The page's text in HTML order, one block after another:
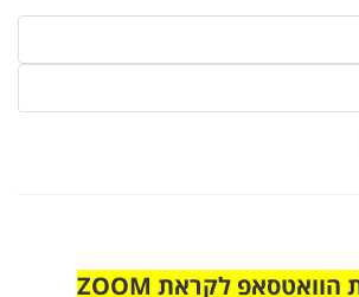
הצטרפו לקבוצת הוואטסאפ לקראת ZOOM